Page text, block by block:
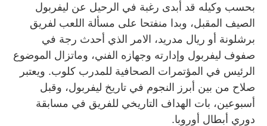
بحسب وكيله قد أبدى رغبة في الرحيل عن ليفربول
الصيف المقبل، وبدا منفتحا على مسألة اللعب لفريق
برشلونة أو ريال مدريد، الامر الذي أحدث رجة في
صفوف ليفربول وإدارته وجهازه الفني، وماتزال الموضوع
الرئيس في المؤتمرات الصحافية للمدرب كلوب. ويعتبر
صلاح من بين أبرز النجوم في تاريخ ليفربول، وقبل
أسبوعين، بات الهداف التاريخي للفريق في مسابقة
دوري أبطال أوروبا.